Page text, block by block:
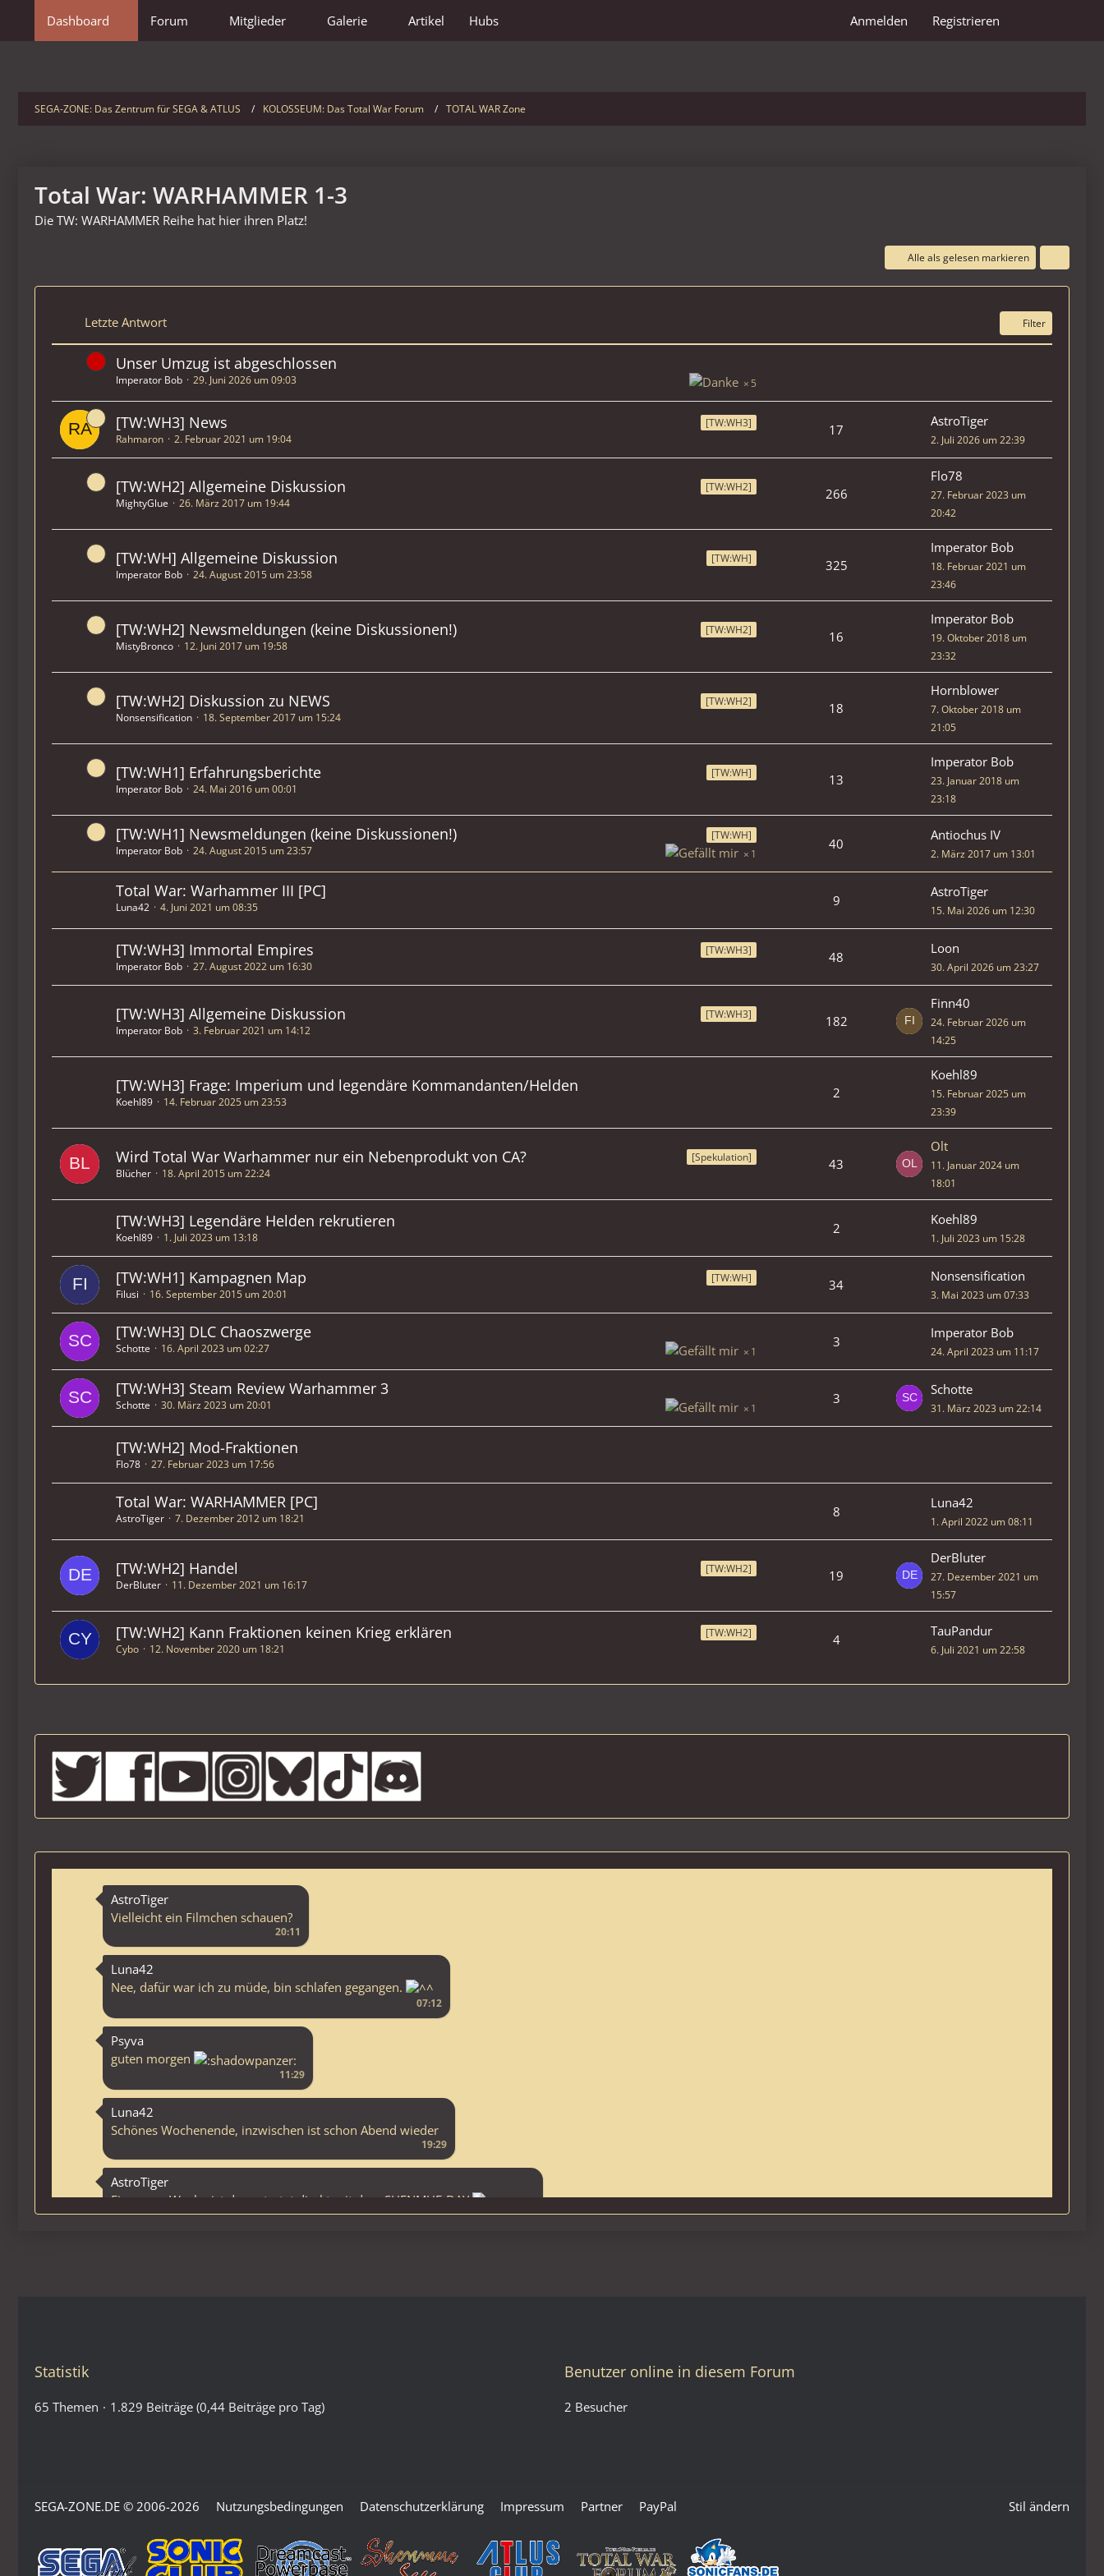
Dashboard Forum Mitglieder Galerie Artikel Hubs Anmelden Registrieren
SEGA-ZONE: Das Zentrum für SEGA & ATLUS KOLOSSEUM: Das Total War Forum TOTAL WAR Zone
Total War: WARHAMMER 1-3
Die TW: WARHAMMER Reihe hat hier ihren Platz!
Alle als gelesen markieren
Letzte Antwort Filter
Unser Umzug ist abgeschlossen
5
Imperator Bob 29. Juni 2026 um 09:03
[TW:WH3]
[TW:WH3] News
Rahmaron 2. Februar 2021 um 19:04
17
AstroTiger
2. Juli 2026 um 22:39
[TW:WH2]
[TW:WH2] Allgemeine Diskussion
MightyGlue 26. März 2017 um 19:44
266
Flo78
27. Februar 2023 um
20:42
[TW:WH]
[TW:WH] Allgemeine Diskussion
Imperator Bob 24. August 2015 um 23:58
325
Imperator Bob
18. Februar 2021 um
23:46
[TW:WH2]
[TW:WH2] Newsmeldungen (keine Diskussionen!)
MistyBronco 12. Juni 2017 um 19:58
16
Imperator Bob
19. Oktober 2018 um
23:32
[TW:WH2]
[TW:WH2] Diskussion zu NEWS
Nonsensification 18. September 2017 um 15:24
18
Hornblower
7. Oktober 2018 um
21:05
[TW:WH]
[TW:WH1] Erfahrungsberichte
Imperator Bob 24. Mai 2016 um 00:01
13
Imperator Bob
23. Januar 2018 um
23:18
[TW:WH]
[TW:WH1] Newsmeldungen (keine Diskussionen!)
1
Imperator Bob 24. August 2015 um 23:57 40
Antiochus IV
2. März 2017 um 13:01
Total War: Warhammer III [PC]
Luna42 4. Juni 2021 um 08:35 9
AstroTiger
15. Mai 2026 um 12:30
[TW:WH3]
[TW:WH3] Immortal Empires
Imperator Bob 27. August 2022 um 16:30
48
Loon
30. April 2026 um 23:27
[TW:WH3]
[TW:WH3] Allgemeine Diskussion
Imperator Bob 3. Februar 2021 um 14:12
182
Finn40
24. Februar 2026 um
14:25
[TW:WH3] Frage: Imperium und legendäre Kommandanten/Helden
Koehl89 14. Februar 2025 um 23:53
2
Koehl89
15. Februar 2025 um
23:39
[Spekulation]
Wird Total War Warhammer nur ein Nebenprodukt von CA?
Blücher 18. April 2015 um 22:24
43
Olt
11. Januar 2024 um
18:01
[TW:WH3] Legendäre Helden rekrutieren
Koehl89 1. Juli 2023 um 13:18
2
Koehl89
1. Juli 2023 um 15:28
[TW:WH]
[TW:WH1] Kampagnen Map
Filusi 16. September 2015 um 20:01
34
Nonsensification
3. Mai 2023 um 07:33
[TW:WH3] DLC Chaoszwerge
1
Schotte 16. April 2023 um 02:27 3
Imperator Bob
24. April 2023 um 11:17
[TW:WH3] Steam Review Warhammer 3
1
Schotte 30. März 2023 um 20:01 3
Schotte
31. März 2023 um 22:14
[TW:WH2] Mod-Fraktionen
Flo78 27. Februar 2023 um 17:56
Total War: WARHAMMER [PC]
AstroTiger 7. Dezember 2012 um 18:21 8
Luna42
1. April 2022 um 08:11
[TW:WH2]
[TW:WH2] Handel
DerBluter 11. Dezember 2021 um 16:17
19
DerBluter
27. Dezember 2021 um
15:57
[TW:WH2]
[TW:WH2] Kann Fraktionen keinen Krieg erklären
Cybo 12. November 2020 um 18:21
4
TauPandur
6. Juli 2021 um 22:58
AstroTiger
Vielleicht ein Filmchen schauen?
20:11
Luna42
Nee, dafür war ich zu müde, bin schlafen gegangen.
07:12
Psyva
guten morgen
11:29
Luna42
Schönes Wochenende, inzwischen ist schon Abend wieder
19:29
AstroTiger
Eine neue Woche ist da ... startet direkt mit dem SHENMUE-DAY
11:55
18:11
Kymoon
19:28
Statistik
65 Themen 1.829 Beiträge (0,44 Beiträge pro Tag)
Benutzer online in diesem Forum
2 Besucher
Stil ändern
SEGA-ZONE.DE © 2006-2026 Nutzungsbedingungen Datenschutzerklärung Impressum Partner PayPal